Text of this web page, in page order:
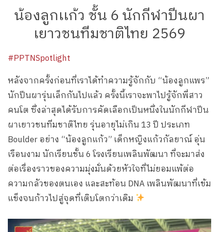
น้องลูกเเก้ว ชั้น 6 นักกีฬาปีนผา
เยาวชนทีมชาติไทย 2569
#PPTNSpotlight
หลังจากครั้งก่อนที่เราได้ทำความรู้จักกับ “น้องลูกแพร”
นักปีนผารุ่นเล็กกันไปแล้ว ครั้งนี้เราจะพาไปรู้จักพี่สาว
คนโต ซึ่งล่าสุดได้รับการคัดเลือกเป็นหนึ่งในนักกีฬาปีน
ผาเยาวชนทีมชาติไทย รุ่นอายุไม่เกิน 13 ปี ประเภท
Boulder อย่าง “น้องลูกแก้ว” เด็กหญิงแก้วกัลยาณ์ อุ่น
เรือนงาม นักเรียนชั้น 6 โรงเรียนเพลินพัฒนา ที่จะมาส่ง
ต่อเรื่องราวของความมุ่งมั่นด้วยหัวใจที่ไม่ยอมแพ้ต่อ
ความกลัวของตนเอง และสะท้อน DNA เพลินพัฒนาที่เข้ม
แข็งจนก้าวไปสู่จุดที่เติบโตกว่าเดิม